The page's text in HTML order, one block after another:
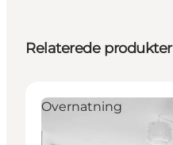
Relaterede produkter
Overnatning